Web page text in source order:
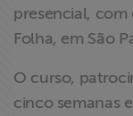
Fale Conosco
presencial, com
Folha, em São
O curso,
cinco semanas